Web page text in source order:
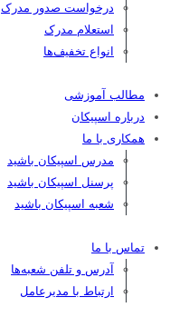
درخواست صدور مدرک
استعلام مدرک
انواع تخفیف‌ها
مطالب آموزشی
درباره اسپیکان
همکاری با ما
مدرس اسپیکان باشید
پرسنل اسپیکان باشید
شعبه اسپیکان باشید
تماس با ما
آدرس و تلفن شعبه‌ها
ارتباط با مدیرعامل